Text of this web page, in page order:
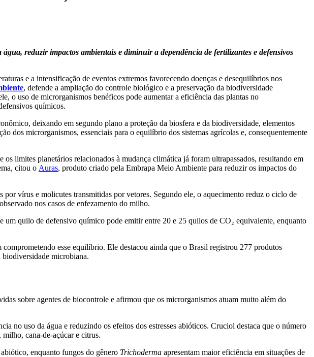
reduzir impactos ambientais e diminuir a dependência de fertilizantes e defensivos
e a intensificação de eventos extremos favorecendo doenças e desequilíbrios nos
, defende a ampliação do controle biológico e a preservação da biodiversidade
o uso de microrganismos benéficos pode aumentar a eficiência das plantas no
químicos.
deixando em segundo plano a proteção da biosfera e da biodiversidade, elementos
dos microrganismos, essenciais para o equilíbrio dos sistemas agrícolas e, consequentemente
limites planetários relacionados à mudança climática já foram ultrapassados, resultando em
citou o Auras, produto criado pela Embrapa Meio Ambiente para reduzir os impactos do
vírus e molicutes transmitidas por vetores. Segundo ele, o aquecimento reduz o ciclo de
nos casos de enfezamento do milho.
quilo de defensivo químico pode emitir entre 20 e 25 quilos de CO₂ equivalente, enquanto
esse equilíbrio. Ele destacou ainda que o Brasil registrou 277 produtos
biodiversidade microbiana.
sobre agentes de biocontrole e afirmou que os microrganismos atuam muito além do
no uso da água e reduzindo os efeitos dos estresses abióticos. Cruciol destaca que o número
cana-de-açúcar e citrus.
enquanto fungos do gênero Trichoderma apresentam maior eficiência em situações de